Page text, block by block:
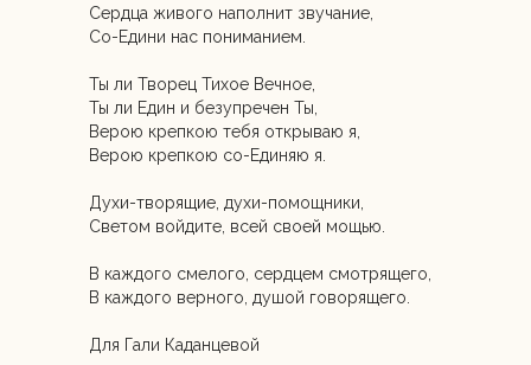
Сердца живого наполнит звучание,
Со-Едини нас пониманием.
Ты ли Творец Тихое Вечное,
Ты ли Един и безупречен Ты,
Верою крепкою тебя открываю я,
Верою крепкою со-Единяю я.
Духи-творящие, духи-помощники,
Светом войдите, всей своей мощью.
В каждого смелого, сердцем смотрящего,
В каждого верного, душой говорящего.
Для Гали Каданцевой